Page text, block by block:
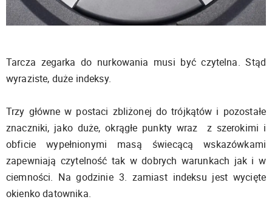
Tarcza zegarka do nurkowania musi być czytelna. Stąd
wyraziste, duże indeksy.
Trzy główne w postaci zbliżonej do trójkątów i pozostałe
znaczniki, jako duże, okrągłe punkty wraz z szerokimi i
obficie wypełnionymi masą świecącą wskazówkami
zapewniają czytelność tak w dobrych warunkach jak i w
ciemności. Na godzinie 3. zamiast indeksu jest wycięte
okienko datownika.